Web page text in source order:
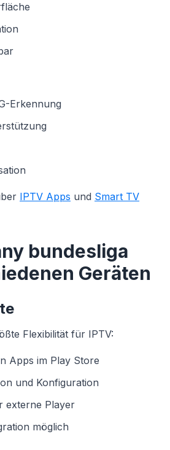
Erkennung
IPTV Apps und Smart TV
bundesliga
Geräten
Flexibilität für IPTV:
Apps im Play Store
und Konfiguration
externe Player
möglich